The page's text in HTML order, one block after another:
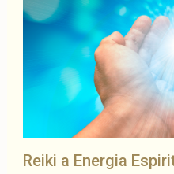
Reiki a Energia